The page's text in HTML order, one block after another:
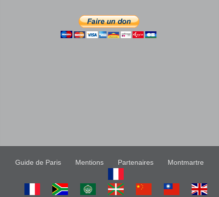
Guide de Paris Mentions Partenaires Montmartre